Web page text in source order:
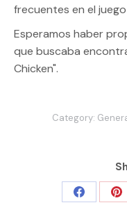
frecuentes en el
Esperamos haber
que buscaba
Chicken".
Category:
Share